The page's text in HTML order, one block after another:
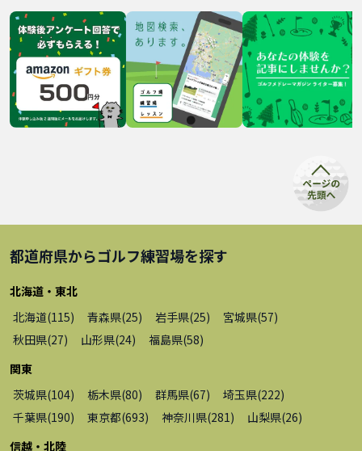
都道府県からゴルフ練習場を探す
北海道・東北
北海道(115) 青森県(25) 岩手県(25) 宮城県(57)
秋田県(27) 山形県(24) 福島県(58)
関東
茨城県(104) 栃木県(80) 群馬県(67) 埼玉県(222)
千葉県(190) 東京都(693) 神奈川県(281 ) 山梨県(26)
信越・北陸